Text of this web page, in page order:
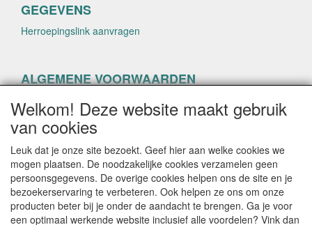
GEGEVENS
Herroepingslink aanvragen
ALGEMENE VOORWAARDEN
Herroepingslink aanvragen
CONTACTGEGEVENS
helenacosmetica.nl
Welkom! Deze website maakt gebruik
van cookies
Leuk dat je onze site bezoekt. Geef hier aan welke cookies we
mogen plaatsen. De noodzakelijke cookies verzamelen geen
persoonsgegevens. De overige cookies helpen ons de site en je
bezoekerservaring te verbeteren. Ook helpen ze ons om onze
producten beter bij je onder de aandacht te brengen. Ga je voor
een optimaal werkende website inclusief alle voordelen? Vink dan